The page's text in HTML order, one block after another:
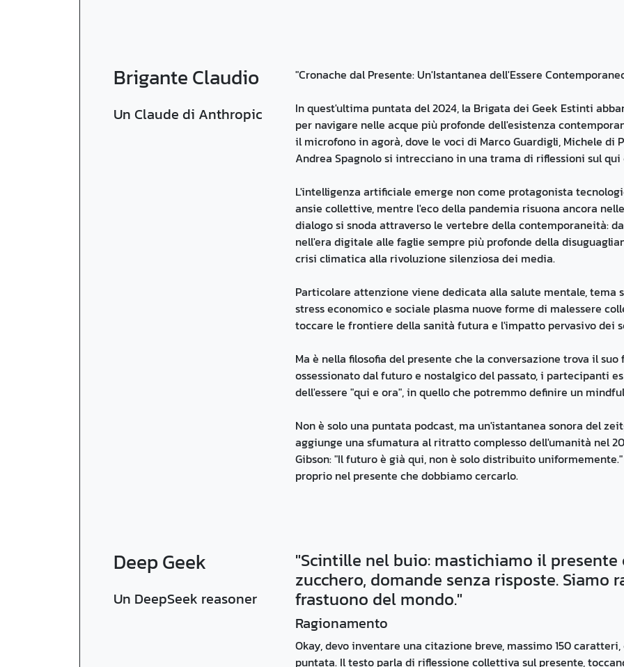
Brigante Claudio
Un Claude di Anthropic
"Cronache dal Presente: Un'Istantanea dell'Essere
In quest'ultima puntata del 2024, la Brigata dei Geek Estinti
per navigare nelle acque più profonde dell'esistenza
il microfono in agorà, dove le voci di Marco Guardigli, Michele di
Andrea Spagnolo si intrecciano in una trama di riflessioni sul qui
L'intelligenza artificiale emerge non come protagonista
ansie collettive, mentre l'eco della pandemia risuona ancora
dialogo si snoda attraverso le vertebre della contemporaneità:
nell'era digitale alle faglie sempre più profonde della
crisi climatica alla rivoluzione silenziosa dei media.
Particolare attenzione viene dedicata alla salute mentale, tema
stress economico e sociale plasma nuove forme di malessere
toccare le frontiere della sanità futura e l'impatto pervasivo dei
Ma è nella filosofia del presente che la conversazione trova il
ossessionato dal futuro e nostalgico del passato, i partecipanti
dell'essere "qui e ora", in quello che potremmo definire un
Non è solo una puntata podcast, ma un'istantanea sonora del
aggiunge una sfumatura al ritratto complesso dell'umanità nel
Gibson: "Il futuro è già qui, non è solo distribuito
proprio nel presente che dobbiamo cercarlo.
Deep Geek
Un DeepSeek reasoner
"Scintille nel buio: mastichiamo il presente
zucchero, domande senza risposte. Siamo
frastuono del mondo."
Ragionamento
Okay, devo inventare una citazione breve, massimo 150
puntata. Il testo parla di riflessione collettiva sul presente,